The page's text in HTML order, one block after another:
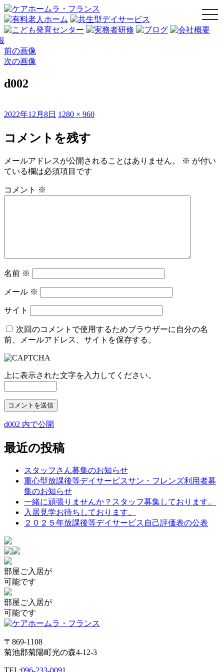
前の画像
次の画像
d002
投
日:
2022年12月8日 フ
サ
イ
1280 × 960
コメントを残す
メールアドレスが公開されることはありません。 ※ が付い
ている欄は必須項目です
コメント ※
名前 ※
メール ※
サイト
次回のコメントで使用するためブラウザーに自分の名
前、メールアドレス、サイトを保存する。
上に表示された文字を入力してください。
投
稿
ョ
ン
d002 内で公開
最近の投稿
スタッフさん募集のお知らせ
重心型放課後等デイサービスサン・フレンズ利用者募
集のお知らせ
一緒に頑張りませんか？スタッフ募集しております。
入居見学お待ちしております。
２０２５年放課後等デイサービス自己評価表の公表
部屋ご入居が
可能です
部屋ご入居が
可能です
〒869-1108
菊池郡菊陽町光の森4-12-3